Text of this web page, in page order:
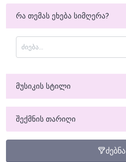
რა თემას ეხება სიმღერა?
მუსიკის სტილი
შექმნის თარიღი
ძებნა